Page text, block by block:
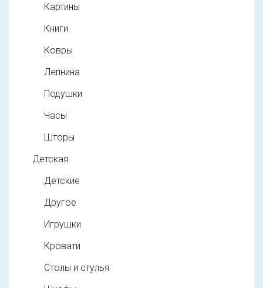
Картины
Книги
Ковры
Лепнина
Подушки
Часы
Шторы
Детская
Детские
Другое
Игрушки
Кровати
Столы и стулья